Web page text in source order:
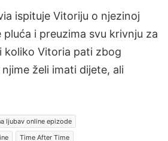
ispituje Vitoriju o njezinoj
i preuzima svu krivnju za
koliko Vitoria pati zbog
želi imati dijete, ali
ljubav online epizode
Time After Time